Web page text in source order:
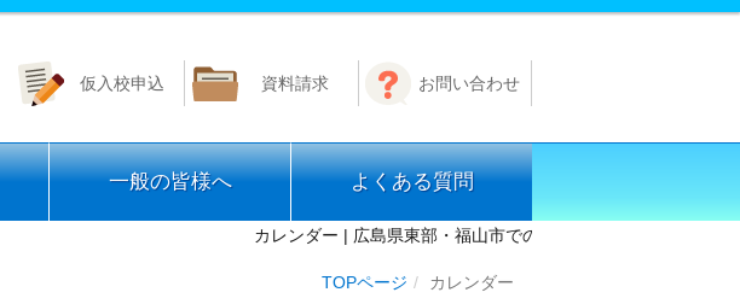
仮入校申込 資料請求 お問い合わせ
一般の皆様へ よくある質問
カレンダー | 広島県東部・福山市での免許取得なら公認 芦田川自
TOPページ カレンダー